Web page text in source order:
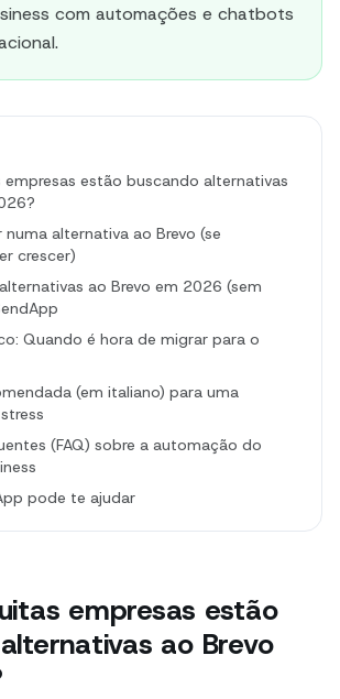
com automações e chatbots
empresas estão buscando alternativas
alternativa ao Brevo (se
crescer)
ao Brevo em 2026 (sem
Quando é hora de migrar para o
(em italiano) para uma
(FAQ) sobre a automação do
pode te ajudar
empresas estão
ao Brevo